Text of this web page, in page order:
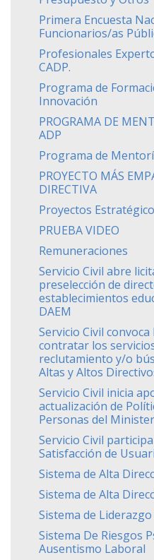
Primera Encuesta
Funcionarios/as
Profesionales
CADP.
Programa de
Innovación
PROGRAMA DE
ADP
Programa de
PROYECTO MÁS
DIRECTIVA
Proyectos
PRUEBA VIDEO
Remuneraciones
Servicio Civil abre
preselección de
establecimientos
DAEM
Servicio Civil
contratar los
reclutamiento y/o
Altas y Altos
Servicio Civil inicia
actualización de
Personas del
Servicio Civil
Satisfacción de
Sistema de Alta
Sistema de Alta
Sistema de
Sistema De Riesgos
Ausentismo Laboral